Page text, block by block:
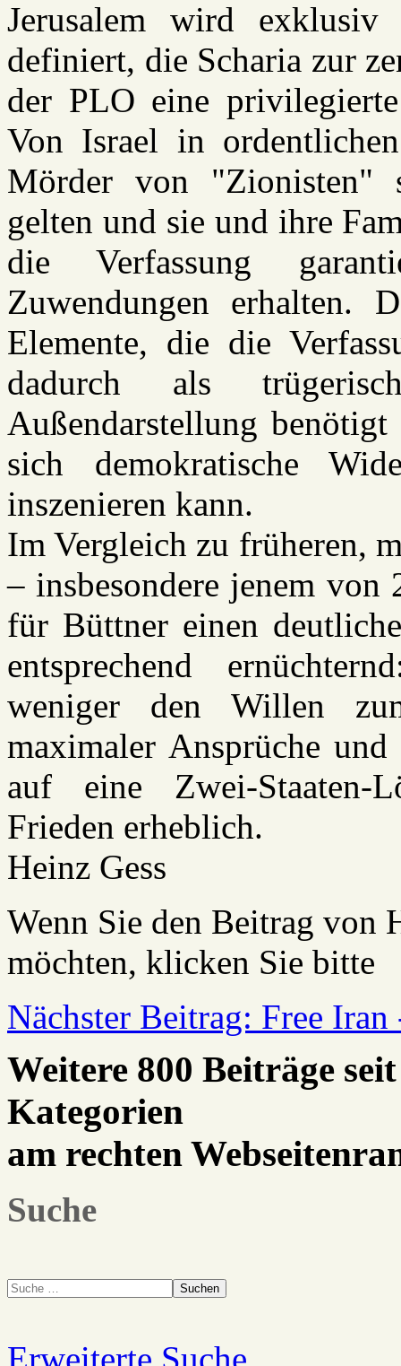
Jerusalem wird exklusiv
definiert, die Scharia zur
der PLO eine
Von Israel in
Mörder von "Zionisten"
gelten und sie und ihre
die Verfassung
Zuwendungen erhalten.
Elemente, die die
dadurch als
Außendarstellung
sich demokratische
inszenieren kann.
Im Vergleich zu früheren,
– insbesondere jenem
für Büttner einen
entsprechend
weniger den Willen
maximaler Ansprüche
auf eine Zwei-Staaten-
Frieden erheblich.
Heinz Gess
Wenn Sie den Beitrag von
möchten, klicken Sie bitte
Nächster Beitrag: Free
Weitere 800 Beiträge
Kategorien
am rechten
Suche
Suchen
Erweiterte Suche